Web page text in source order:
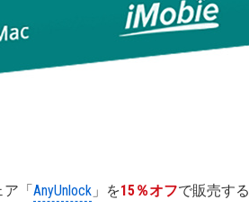
ア「AnyUnlock 」を15％オフで販売する